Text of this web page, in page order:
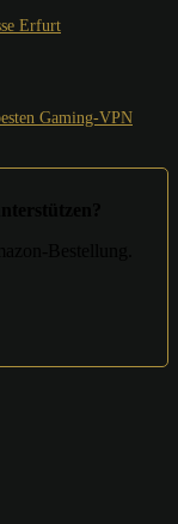
Erfurt
Gaming-VPN